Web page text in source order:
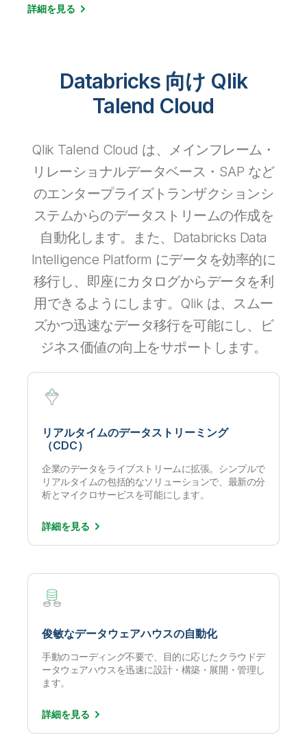
詳細を見る
Databricks 向け Qlik
Talend Cloud
Qlik Talend Cloud は、メインフレーム・
リレーショナルデータベース・SAP など
のエンタープライズトランザクションシ
ステムからのデータストリームの作成を
自動化します。また、Databricks Data
Intelligence Platform にデータを効率的に
移行し、即座にカタログからデータを利
用できるようにします。Qlik は、スムー
ズかつ迅速なデータ移行を可能にし、ビ
ジネス価値の向上をサポートします。
リアルタイムのデータストリーミング
（CDC）
企業のデータをライブストリームに拡張。シンプルで
リアルタイムの包括的なソリューションで、最新の分
析とマイクロサービスを可能にします。
詳細を見る
俊敏なデータウェアハウスの自動化
手動のコーディング不要で、目的に応じたクラウドデ
ータウェアハウスを迅速に設計・構築・展開・管理し
ます。
詳細を見る